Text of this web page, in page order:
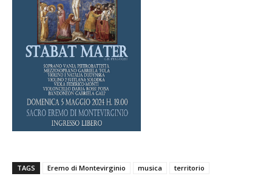
TAGS Eremo di Montevirginio musica territorio